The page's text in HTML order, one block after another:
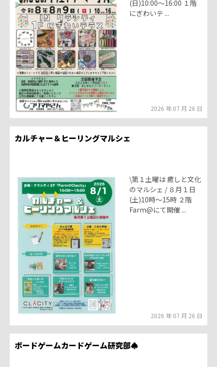
(日)10:00〜16:00 １階
にぎわいテ ...
2026 年 07 月 26 日
カルチャー＆ヒーリングマルシェ
\第１土曜は 癒しと文化
のマルシェ / ８月１日
(土)10時～15時 ２階
Farm@にて開催 ...
2026 年 07 月 26 日
ボードゲームカードゲーム研究部♠